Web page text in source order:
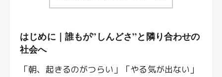
はじめに｜誰もが”しんどさ”と隣り合わせの
社会へ
「朝、起きるのがつらい」「やる気が出ない」